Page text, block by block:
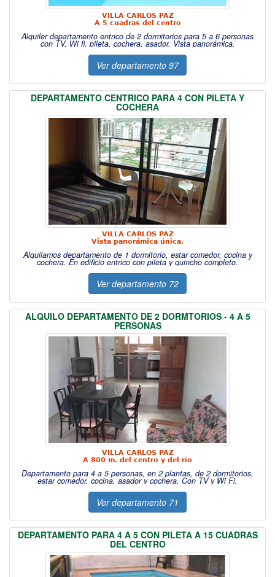
VILLA CARLOS PAZ
A 5 cuadras del centro
Alquiler departamento entrico de 2 dormitorios para 5 a 6 personas
con TV, Wi fi, pileta, cochera, asador. Vista panorámica.
Ver departamento 97
DEPARTAMENTO CENTRICO PARA 4 CON PILETA Y
COCHERA
VILLA CARLOS PAZ
Vista panorámica única.
Alquilamos departamento de 1 dormitorio, estar comedor, cocina y
cochera. En edificio entrico con pileta y quincho completo.
Ver departamento 72
ALQUILO DEPARTAMENTO DE 2 DORMTORIOS - 4 A 5
PERSONAS
VILLA CARLOS PAZ
A 800 m. del centro y del río
Departamento para 4 a 5 personas, en 2 plantas, de 2 dormitorios,
estar comedor, cocina, asador y cochera. Con TV y Wi Fi.
Ver departamento 71
DEPARTAMENTO PARA 4 A 5 CON PILETA A 15 CUADRAS
DEL CENTRO